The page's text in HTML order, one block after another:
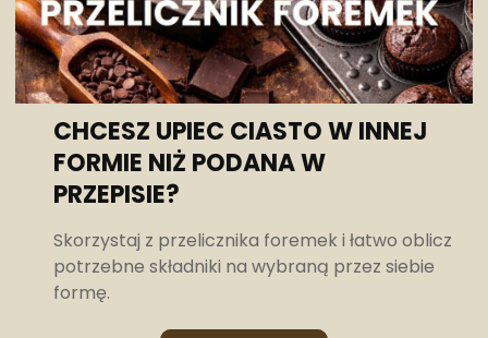
CHCESZ UPIEC CIASTO W INNEJ
FORMIE NIŻ PODANA W
PRZEPISIE?
Skorzystaj z przelicznika foremek i łatwo oblicz
potrzebne składniki na wybraną przez siebie
formę.